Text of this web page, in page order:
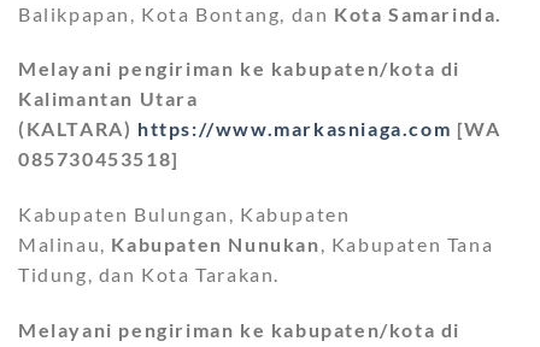
Balikpapan, Kota Bontang, dan Kota Samarinda.
Melayani pengiriman ke kabupaten/kota di
Kalimantan Utara
(KALTARA) https://www.markasniaga.com [WA
085730453518]
Kabupaten Bulungan, Kabupaten
Malinau, Kabupaten Nunukan, Kabupaten Tana
Tidung, dan Kota Tarakan.
Melayani pengiriman ke kabupaten/kota di